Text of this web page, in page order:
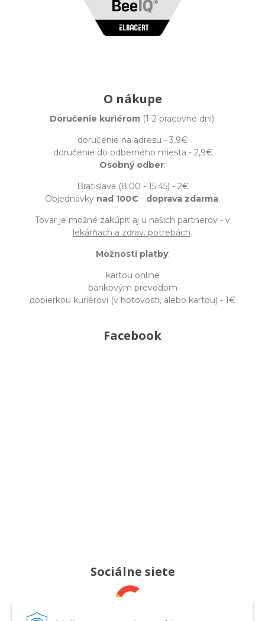
O nákupe
Doručenie kuriérom(1-2 pracovné dni):
doručenie na adresu - 3,9€
doručenie do odberného miesta - 2,9€
Osobný odber:
Bratislava (8:00 - 15:45) - 2€
Objednávky nad 100€ - doprava zdarma.
Tovar je možné zakúpiť aj u našich partnerov - v
lekárňach a zdrav. potrebách.
Možnosti platby:
kartou online
bankovým prevodom
dobierkou kuriérovi (v hotovosti, alebo kartou) - 1€
Facebook
Sociálne siete